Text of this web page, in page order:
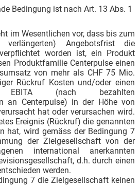
Bedingung ist nach Art. 13 Abs. 1
im Wesentlichen vor, dass bis zum
Angebotsfrist die
worden ist, ein Produkt
Produktfamilie Centerpulse einen
von mehr als CHF 75 Mio.
Rückruf Kosten und/oder einen
(nach bezahlten
an Centerpulse) in der Höhe von
hat oder verursachen wird.
Ereignis (Rückruf) die genannten
hat, wird gemäss der Bedingung 7
der Zielgesellschaft von der
international anerkannten
d.h. durch einen
werden.
7 die Zielgesellschaft keinen